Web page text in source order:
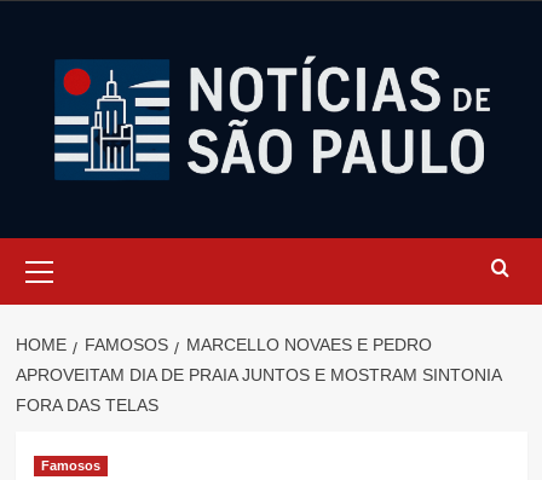
Menu
HOME FAMOSOS
MARCELLO NOVAES E PEDRO
APROVEITAM DIA DE PRAIA JUNTOS E MOSTRAM SINTONIA
FORA DAS TELAS
Famosos